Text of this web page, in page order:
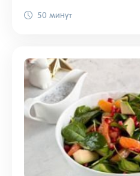
50 минут